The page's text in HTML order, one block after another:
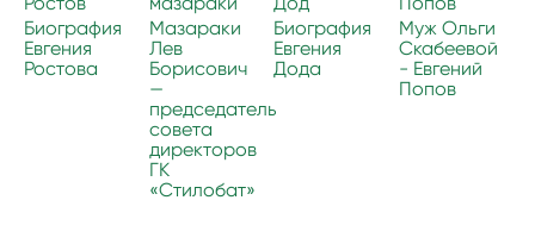
Биография
Евгения
Ростова
Мазараки
Лев
Борисович
—
председатель
совета
директоров
ГК
«Стилобат»
Биография
Евгения
Дода
Муж Ольги
Скабеевой
- Евгений
Попов